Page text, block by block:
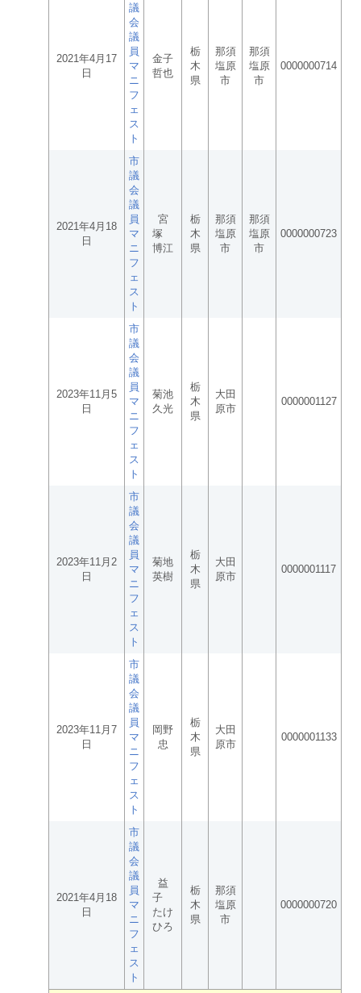
2021年4月17
日
議
会
議
員
マ
ニ
フ
ェ
ス
ト
金子
哲也
栃
木
県
那須
塩原
市
那須
塩原
市
0000000714
2021年4月18
日
市
議
会
議
員
マ
ニ
フ
ェ
ス
ト
宮
塚
博江
栃
木
県
那須
塩原
市
那須
塩原
市
0000000723
2023年11月5
日
市
議
会
議
員
マ
ニ
フ
ェ
ス
ト
菊池
久光
栃
木
県
大田
原市
0000001127
2023年11月2
日
市
議
会
議
員
マ
ニ
フ
ェ
ス
ト
菊地
英樹
栃
木
県
大田
原市
0000001117
2023年11月7
日
市
議
会
議
員
マ
ニ
フ
ェ
ス
ト
岡野
忠
栃
木
県
大田
原市
0000001133
2021年4月18
日
市
議
会
議
員
マ
ニ
フ
ェ
ス
ト
益
子
たけ
ひろ
栃
木
県
那須
塩原
市
0000000720